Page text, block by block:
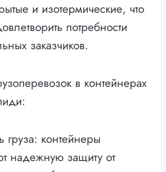
и изотермические, что
потребности
заказчиков.
в контейнерах
груза: контейнеры
надежную защиту от